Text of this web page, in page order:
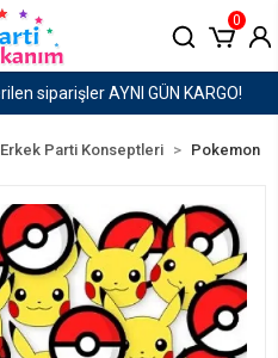
1500 TL ve Üzeri Kargo Ücretsiz!
0
Erkek Parti Konseptleri Pokemon